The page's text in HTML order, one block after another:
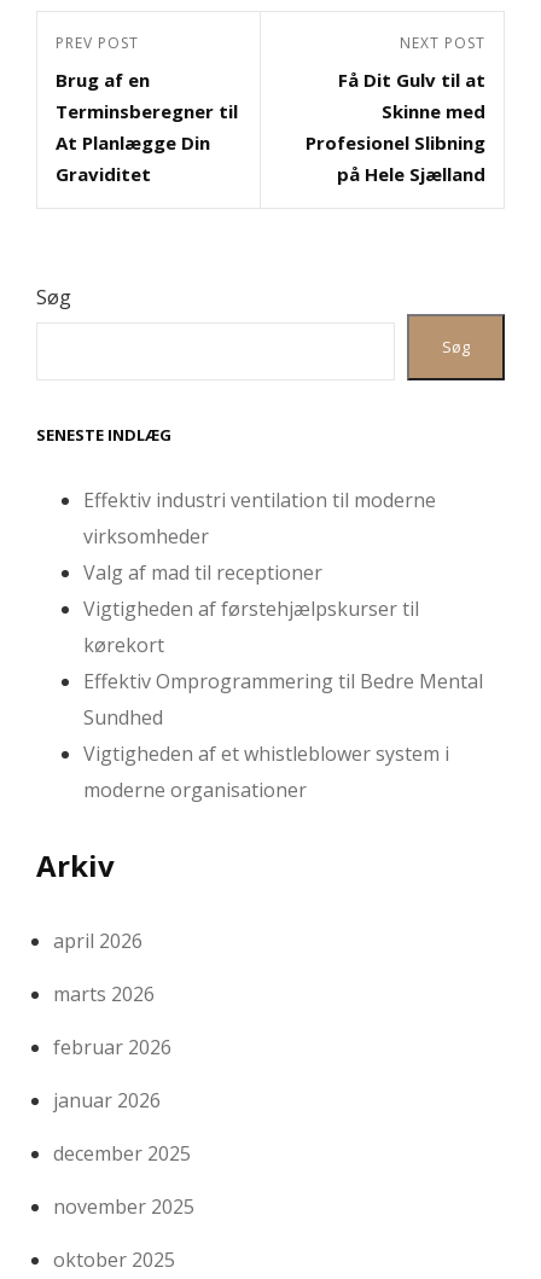
Indlægsnavigation
Previous
Post
PREV POST
Brug af en
Terminsberegner til
At Planlægge Din
Graviditet
Post
NEXT POST
Få Dit Gulv til at
Skinne med
Profesionel Slibning
på Hele Sjælland
Søg
Søg
SENESTE INDLÆG
Effektiv industri ventilation til moderne
virksomheder
Valg af mad til receptioner
Vigtigheden af førstehjælpskurser til
kørekort
Effektiv Omprogrammering til Bedre Mental
Sundhed
Vigtigheden af et whistleblower system i
moderne organisationer
Arkiv
april 2026
marts 2026
februar 2026
januar 2026
december 2025
november 2025
oktober 2025